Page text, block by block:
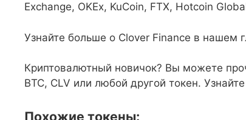
Exchange, OKEx, KuCoin, FTX, Hotcoin
Узнайте больше о Clover Finance в нашем
Криптовалютный новичок? Вы можете
BTC, CLV или любой другой токен.
Похожие токены: